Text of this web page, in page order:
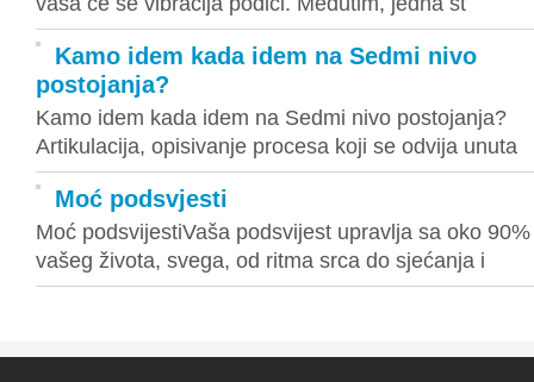
Kamo idem kada idem na Sedmi nivo
postojanja?
Kamo idem kada idem na Sedmi nivo postojanja?
Artikulacija, opisivanje procesa koji se odvija unuta
Moć podsvjesti
Moć podsvijestiVaša podsvijest upravlja sa oko 90%
vašeg života, svega, od ritma srca do sjećanja i